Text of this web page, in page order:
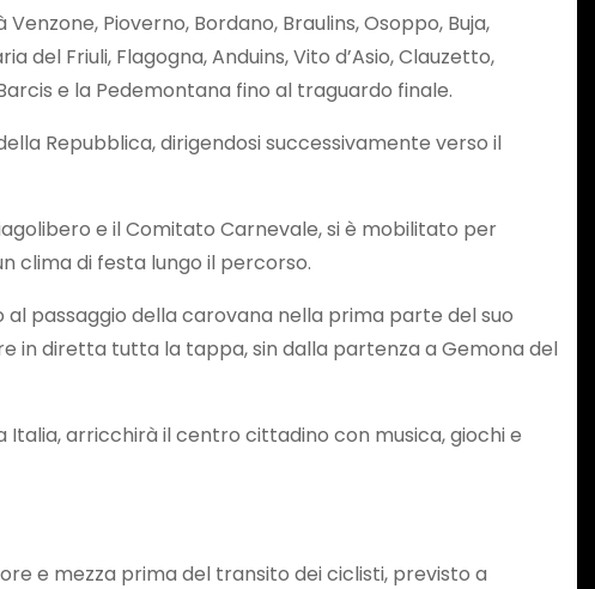
Pioverno, Bordano, Braulins, Osoppo, Buja,
del Friuli, Flagogna, Anduins, Vito d’Asio, Clauzetto,
e la Pedemontana fino al traguardo finale.
Repubblica, dirigendosi successivamente verso il
e il Comitato Carnevale, si è mobilitato per
clima di festa lungo il percorso.
passaggio della carovana nella prima parte del suo
in diretta tutta la tappa, sin dalla partenza a Gemona del
Italia, arricchirà il centro cittadino con musica, giochi e
e mezza prima del transito dei ciclisti, previsto a